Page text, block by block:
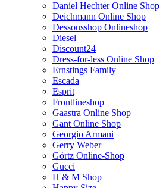
Daniel Hechter Online Shop
Deichmann Online Shop
Dessousshop Onlineshop
Diesel
Discount24
Dress-for-less Online Shop
Ernstings Family
Escada
Esprit
Frontlineshop
Gaastra Online Shop
Gant Online Shop
Georgio Armani
Gerry Weber
Görtz Online-Shop
Gucci
H & M Shop